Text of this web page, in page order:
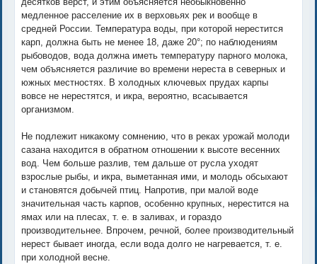
медленное расселение их в верховьях рек и вообще в
средней России. Температура воды, при которой нерестится
карп, должна быть не менее 18, даже 20°; по наблюдениям
рыбоводов, вода должна иметь температуру парного молока,
чем объясняется различие во времени нереста в северных и
южных местностях. В холодных ключевых прудах карпы
вовсе не нерестятся, и икра, вероятно, всасывается
организмом.
Не подлежит никакому сомнению, что в реках урожай молоди
сазана находится в обратном отношении к высоте весенних
вод. Чем больше разлив, тем дальше от русла уходят
взрослые рыбы, и икра, выметанная ими, и молодь обсыхают
и становятся добычей птиц. Напротив, при малой воде
значительная часть карпов, особенно крупных, нерестится на
ямах или на плесах, т. е. в заливах, и гораздо
производительнее. Впрочем, речной, более производительный
нерест бывает иногда, если вода долго не нагревается, т. е.
при холодной весне.